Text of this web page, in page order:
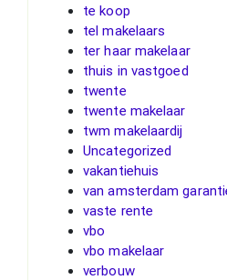
te koop
tel makelaars
ter haar makelaar
thuis in vastgoed
twente
twente makelaar
twm makelaardij
Uncategorized
vakantiehuis
van amsterdam
vaste rente
vbo
vbo makelaar
verbouw